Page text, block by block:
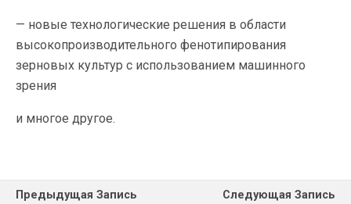
— новые технологические решения в области
высокопроизводительного фенотипирования
зерновых культур с использованием машинного
зрения
и многое другое.
Предыдущая Запись
Следующая Запись